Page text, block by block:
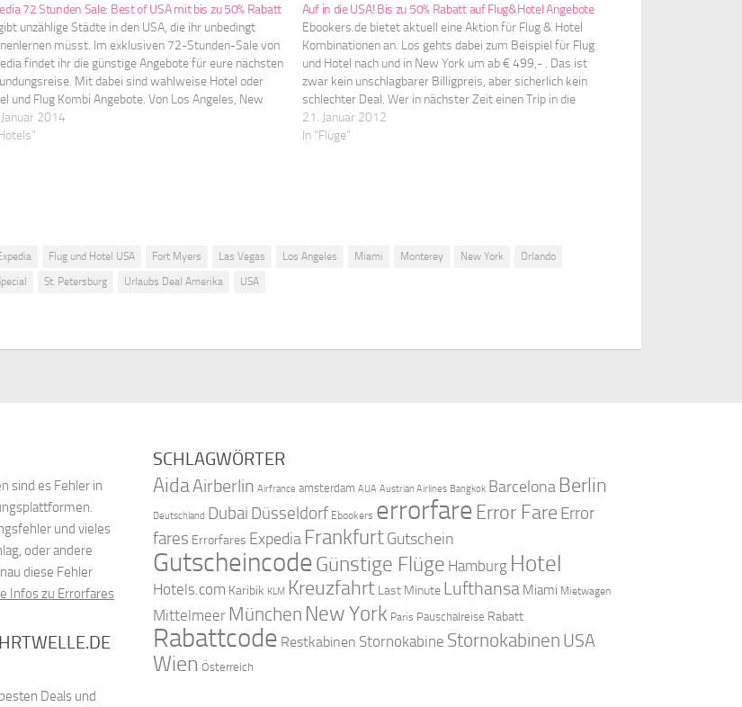
72 Stunden Sale: Best of USA mit bis zu 50% Rabatt
unzählige Städte in den USA, die ihr unbedingt
müsst. Im exklusiven 72-Stunden-Sale von
findet ihr die günstige Angebote für eure nächsten
Mit dabei sind wahlweise Hotel oder
und Flug Kombi Angebote. Von Los Angeles, New
San Francisco, Hawaii, Las Vegas, San Diego, über…
2014
Auf in die USA! Bis zu 50% Rabatt auf Flug&Hotel Angebote
Ebookers.de bietet aktuell eine Aktion für Flug & Hotel
Kombinationen an. Los gehts dabei zum Beispiel für Flug
und Hotel nach und in New York um ab € 499,- . Das ist
zwar kein unschlagbarer Billigpreis, aber sicherlich kein
schlechter Deal. Wer in nächster Zeit einen Trip in die
USA…
21. Januar 2012
In "Flüge"
Flug und Hotel USA Fort Myers Las Vegas Los Angeles Miami Monterey New York
Orlando
St. Petersburg Urlaubs Deal Amerika USA
sind es Fehler in
und vieles
oder andere
diese Fehler
Infos zu Errorfares
Deals und
SCHLAGWÖRTER
AidaAirberlin Airfrance amsterdam AUA Austrian Airlines Bangkok Barcelona Berlin
Deutschland Dubai Düsseldorf Ebookers errorfare Error Fare Error
fares Errorfares Expedia FrankfurtGutschein
GutscheincodeGünstige Flüge Hamburg Hotel
Hotels.com Karibik KLM Kreuzfahrt Last Minute Lufthansa Miami Mietwagen
Mittelmeer München New York Paris Pauschalreise Rabatt
Rabattcode Restkabinen Stornokabine Stornokabinen USA
Wien Österreich